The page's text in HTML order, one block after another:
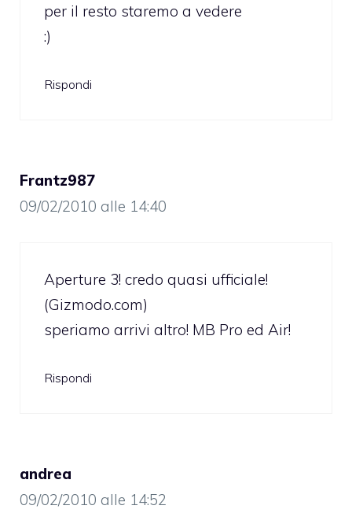
per il resto staremo a vedere
:)
Rispondi
Frantz987
09/02/2010 alle 14:40
Aperture 3! credo quasi ufficiale!
(Gizmodo.com)
speriamo arrivi altro! MB Pro ed Air!
Rispondi
andrea
09/02/2010 alle 14:52